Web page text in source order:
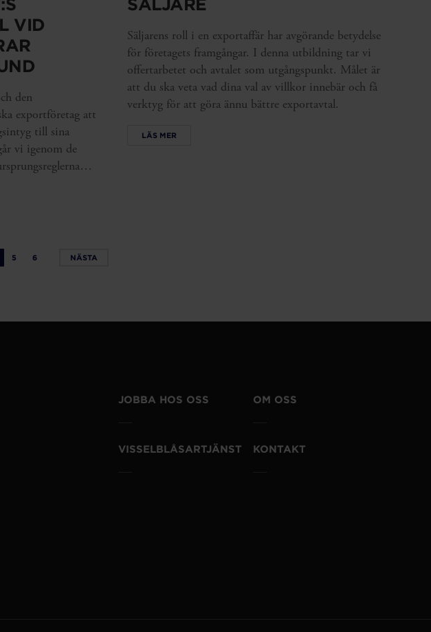
VID
den
exportföretag att
till sina
vi igenom de
på rätt sätt.
SÄLJARE
Säljarens roll i en exportaffär har avgörande betydelse
för företagets framgångar. I denna utbildning tar vi
offertarbetet och avtalet som utgångspunkt. Målet är
att du ska veta vad dina val av villkor innebär och få
verktyg för att göra ännu bättre exportavtal.
LÄS MER
5 6 NÄSTA
JOBBA HOS OSS OM OSS
VISSELBLÅSARTJÄNST KONTAKT